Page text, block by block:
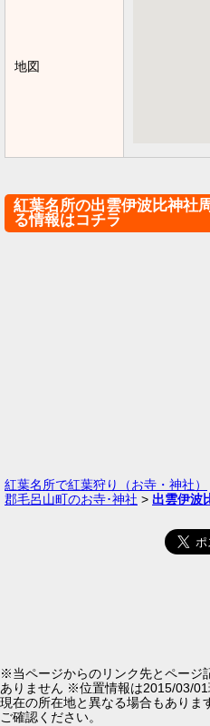
地図
紅葉名所の出雲伊波比神社
る情報はコチラ
紅葉名所で紅葉狩り（お寺・神社）
郡毛呂山町のお寺･神社 > 出雲伊波
※当ページからのリンク先とページ
ありません ※位置情報は2015/03/01
現在の所在地と異なる場合もありま
ご確認ください。